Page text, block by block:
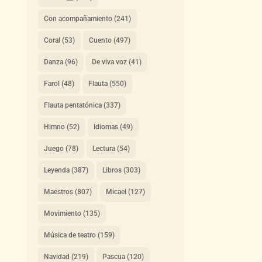
Con acompañamiento(241)
Coral (53) Cuento(497)
Danza(96) De viva voz(41)
Farol (48) Flauta(550)
Flauta pentatónica(337)
Himno(52) Idiomas(49)
Juego(78) Lectura(54)
Leyenda(387) Libros(303)
Maestros(807) Micael (127)
Movimiento(135)
Música de teatro(159)
Navidad (219) Pascua(120)